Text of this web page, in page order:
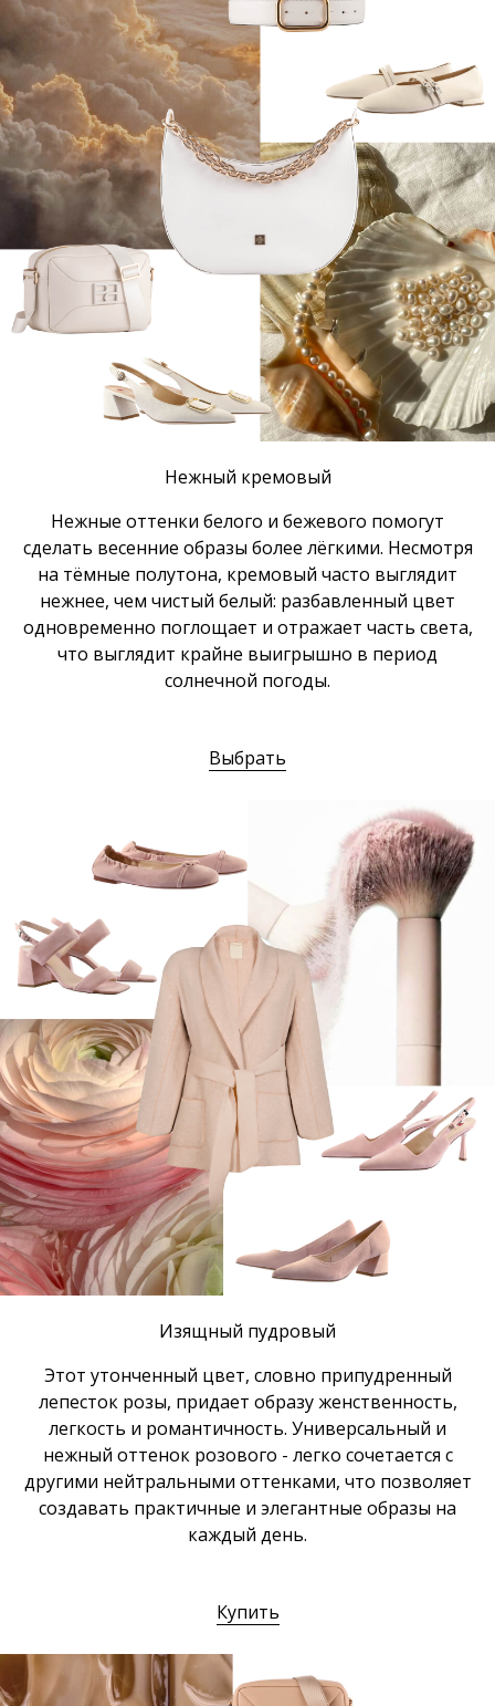
Нежный кремовый
Нежные оттенки белого и бежевого помогут
сделать весенние образы более лёгкими. Несмотря
на тёмные полутона, кремовый часто выглядит
нежнее, чем чистый белый: разбавленный цвет
одновременно поглощает и отражает часть света,
что выглядит крайне выигрышно в период
солнечной погоды.
Выбрать
Изящный пудровый
Этот утонченный цвет, словно припудренный
лепесток розы, придает образу женственность,
легкость и романтичность. Универсальный и
нежный оттенок розового - легко сочетается с
другими нейтральными оттенками, что позволяет
создавать практичные и элегантные образы на
каждый день.
Купить